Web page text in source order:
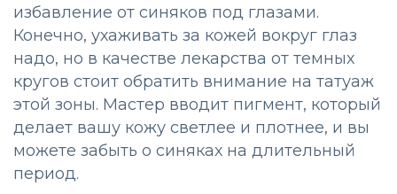
избавление от синяков под глазами.
Конечно, ухаживать за кожей вокруг глаз
надо, но в качестве лекарства от темных
кругов стоит обратить внимание на татуаж
этой зоны. Мастер вводит пигмент, который
делает вашу кожу светлее и плотнее, и вы
можете забыть о синяках на длительный
период.